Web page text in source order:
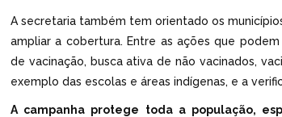
A secretaria também tem orientado os
ampliar a cobertura. Entre as ações que
de vacinação, busca ativa de não vacinados,
exemplo das escolas e áreas indígenas, e a
A campanha protege toda a população,